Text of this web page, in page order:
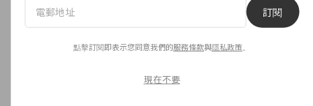
訂閱
點擊訂閱即表示您同意我們的服務條款與隱私政策
現在不要